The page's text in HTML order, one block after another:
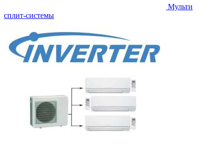
Мульти
сплит-системы